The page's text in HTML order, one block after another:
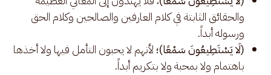
والحقائق الثابتة في كلام العارفين والصالحين وكلام الحق
ورسوله أبداً.
(لَا يَسْتَطِيعُونَ سَمْعًا)؛ لأنهم لا يحبون التأمل فيها ولا أخذها
باهتمام ولا بمحبة ولا بتكريم أبداً.